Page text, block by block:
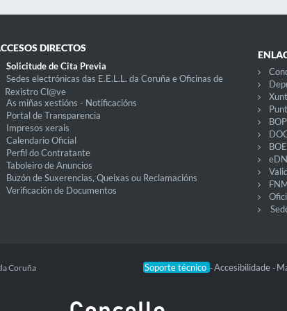
DIRECTOS
Solicitude de Cita Previa
Sedes electrónicas das E.E.L.L. da Coruña e Oficinas de
Rexistro Cl@ve
As miñas xestións - Notificacións
Portal de Transparencia
Impresos xerais
Calendario Oficial
Perfil do Contratante
Taboleiro de Anuncios
Buzón de Suxerencias, Queixas ou Reclamacións
Verificación de Documentos
BOP
BOE
Soporte técnico -Accesibilidade -
Coruña